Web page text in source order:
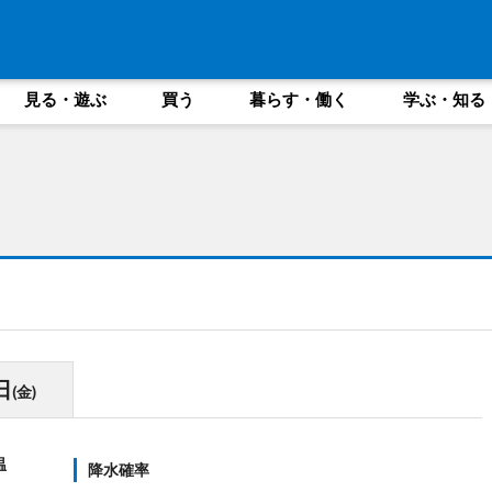
見る・遊ぶ 買う 暮らす・働く 学ぶ・知る
(金)
降水確率